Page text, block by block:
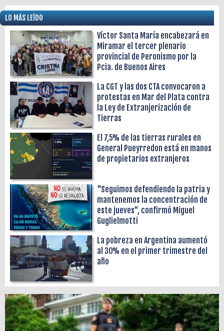
LO MÁS LEÍDO
Víctor Santa María encabezará en
Miramar el tercer plenario
provincial de Peronismo por la
Pcia. de Buenos Aires
La CGT y las dos CTA convocaron a
protestas en Mar del Plata contra
la Ley de Extranjerización de
Tierras
El 7,5% de las tierras rurales en
General Pueyrredon está en manos
de propietarios extranjeros
"Seguimos defendiendo la patria y
mantenemos la concentración de
este jueves", confirmó Miguel
Guglielmotti
La pobreza en Argentina aumentó
al 30% en el primer trimestre del
año